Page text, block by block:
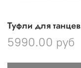
Туфли для
5990.00 руб